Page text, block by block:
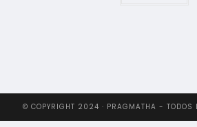
© COPYRIGHT 2024 · PRAGMATHA - TODOS